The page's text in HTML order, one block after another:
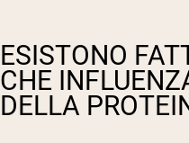
ESISTONO
CHE
DELLA